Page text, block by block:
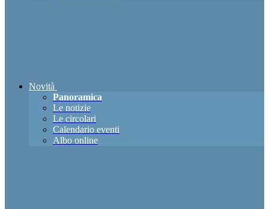
Novità
Panoramica
Le notizie
Le circolari
Calendario eventi
Albo online